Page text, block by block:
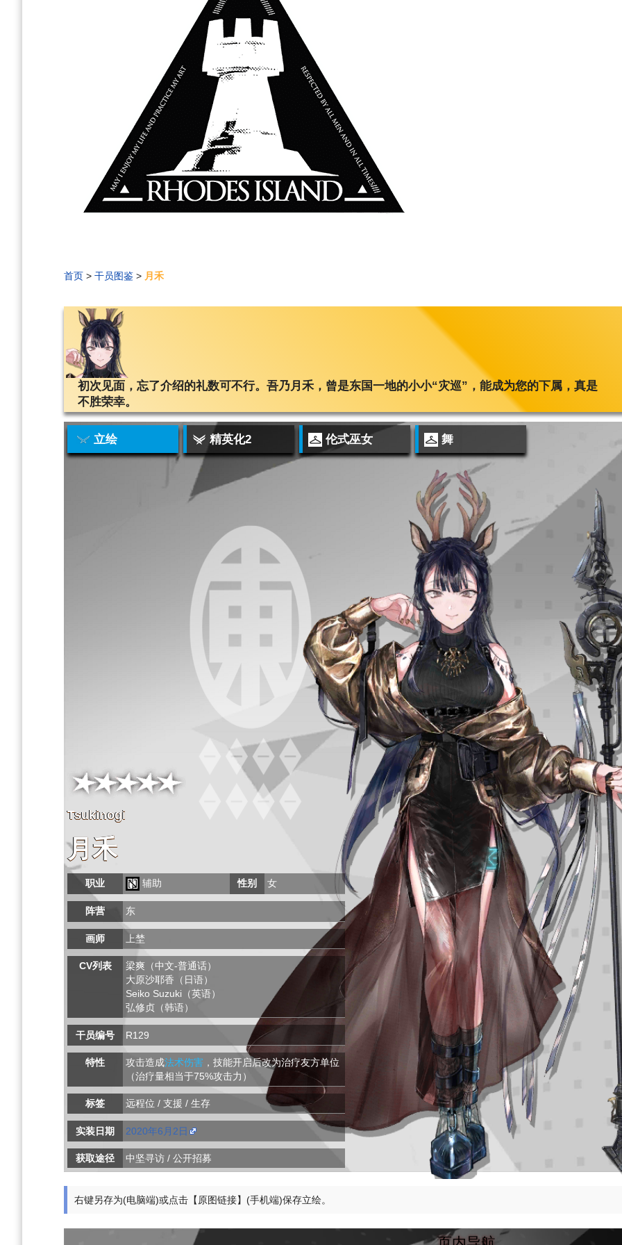
首页 > 干员图鉴 > 月禾
初次见面，忘了介绍的礼数可不行。吾乃月禾，曾是东国一地的小小“灾巡”，能成为您的下属，真是
不胜荣幸。
立绘 精英化2 伦式巫女 舞
Tsukinogi
月禾
职业 辅助 性别 女
阵营 东
画师 上埜
CV列表
梁爽（中文-普通话）
大原沙耶香（日语）
Seiko Suzuki（英语）
弘修贞（韩语）
干员编号 R129
特性 攻击造成法术伤害 ，技能开启后改为治疗友方单位
（治疗量相当于75%攻击力）
标签 远程位 / 支援 / 生存
实装日期 2020年6月2日
获取途径 中坚寻访 / 公开招募
右键另存为(电脑端)或点击【原图链接】(手机端)保存立绘。